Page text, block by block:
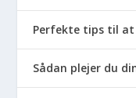
Perfekte tips til
Sådan plejer du